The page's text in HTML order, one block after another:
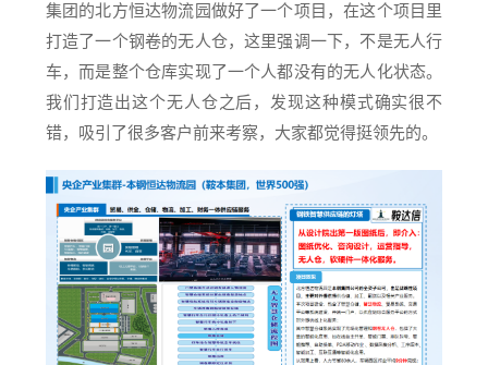
集团的北方恒达物流园做好了一个项目，在这个项目里
打造了一个钢卷的无人仓，这里强调一下，不是无人行
车，而是整个仓库实现了一个人都没有的无人化状态。
我们打造出这个无人仓之后，发现这种模式确实很不
错，吸引了很多客户前来考察，大家都觉得挺领先的。